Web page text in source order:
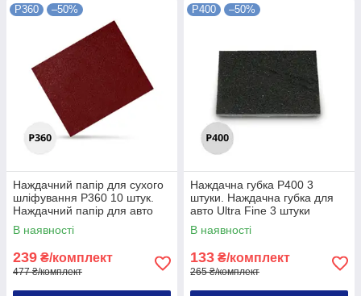
P360 –50%
Наждачний папір для сухого
шліфування P360 10 штук.
Наждачний папір для авто
360P 10 штук
В наявності
239 ₴/комплект
477 ₴/комплект
P400 –50%
Наждачна губка P400 3
штуки. Наждачна губка для
авто Ultra Fine 3 штуки
В наявності
133 ₴/комплект
265 ₴/комплект